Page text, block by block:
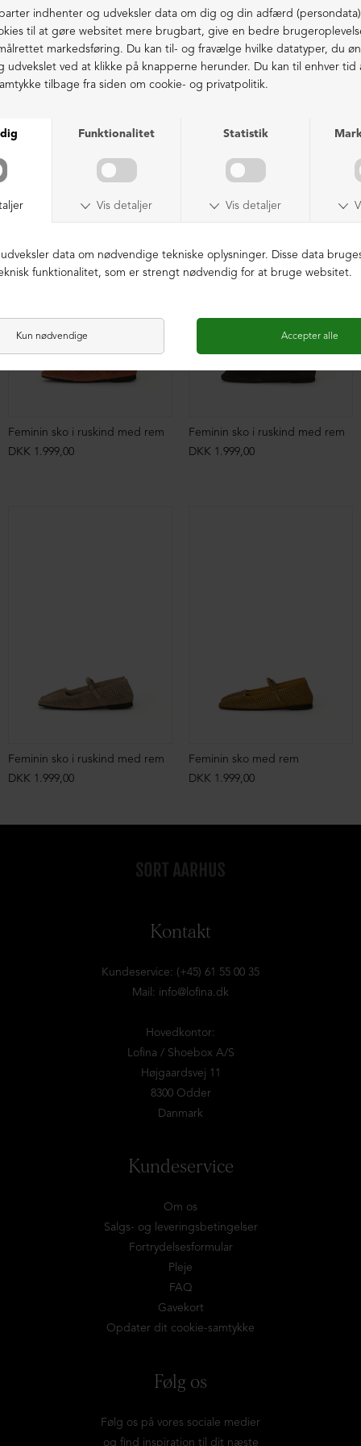
39 = 25,9 cm | 39½ = 26,3 cm
40 = 26,5 cm | 40½ = 26,9 cm
41 = 27,2 cm
Fri fragt fra 1.000,- i DK (pakkeshop)
Ekstraordinær kvalitet - produceret i Europa
LIGNENDE PRODUKTER
Feminin sko i ruskind med rem
DKK 1.999,00
Feminin sko i ruskind med rem
DKK 1.999,00
Feminin sko i ruskind med rem
DKK 1.999,00
Feminin sko med rem
DKK 1.999,00
Kontakt
Kundeservice: (+45) 61 55 00 35
Mail: info@lofina.dk
Hovedkontor:
Lofina / Shoebox A/S
Højgaardsvej 11
8300 Odder
Danmark
Kundeservice
Om os
Salgs- og leveringsbetingelser
Fortrydelsesformular
Pleje
FAQ
Gavekort
Opdater dit cookie-samtykke
Følg os
Følg os på vores sociale medier
og find inspiration til dit næste